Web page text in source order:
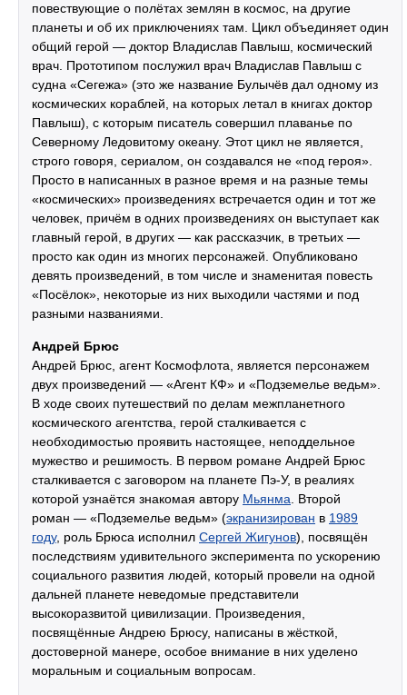
повествующие о полётах землян в космос, на другие
планеты и об их приключениях там. Цикл объединяет один
общий герой — доктор Владислав Павлыш, космический
врач. Прототипом послужил врач Владислав Павлыш с
судна «Сегежа» (это же название Булычёв дал одному из
космических кораблей, на которых летал в книгах доктор
Павлыш), с которым писатель совершил плаванье по
Северному Ледовитому океану. Этот цикл не является,
строго говоря, сериалом, он создавался не «под героя».
Просто в написанных в разное время и на разные темы
«космических» произведениях встречается один и тот же
человек, причём в одних произведениях он выступает как
главный герой, в других — как рассказчик, в третьих —
просто как один из многих персонажей. Опубликовано
девять произведений, в том числе и знаменитая повесть
«Посёлок», некоторые из них выходили частями и под
разными названиями.
Андрей Брюс
Андрей Брюс, агент Космофлота, является персонажем
двух произведений — «Агент КФ» и «Подземелье ведьм».
В ходе своих путешествий по делам межпланетного
космического агентства, герой сталкивается с
необходимостью проявить настоящее, неподдельное
мужество и решимость. В первом романе Андрей Брюс
сталкивается с заговором на планете Пэ-У, в реалиях
которой узнаётся знакомая автору Мьянма. Второй
роман — «Подземелье ведьм» (экранизирован в 1989
году, роль Брюса исполнил Сергей Жигунов), посвящён
последствиям удивительного эксперимента по ускорению
социального развития людей, который провели на одной
дальней планете неведомые представители
высокоразвитой цивилизации. Произведения,
посвящённые Андрею Брюсу, написаны в жёсткой,
достоверной манере, особое внимание в них уделено
моральным и социальным вопросам.